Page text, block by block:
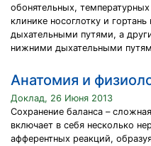
обонятельных,
клинике носоглотку и
дыхательными путями, а
нижними дыхательными
Анатомия и
Доклад, 26 Июня 2013
Сохранение баланса –
включает в себя несколько
афферентных реакций,